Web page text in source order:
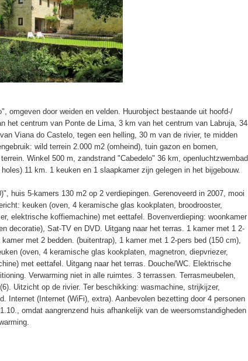
omgeven door weiden en velden. Huurobject bestaande uit hoofd-/
het centrum van Ponte de Lima, 3 km van het centrum van Labruja, 34
Viana do Castelo, tegen een helling, 30 m van de rivier, te midden
wild terrein 2.000 m2 (omheind), tuin gazon en bomen,
Winkel 500 m, zandstrand "Cabedelo" 36 km, openluchtzwembad
11 km. 1 keuken en 1 slaapkamer zijn gelegen in het bijgebouw.
huis 5-kamers 130 m2 op 2 verdiepingen. Gerenoveerd in 2007, mooi
keuken (oven, 4 keramische glas kookplaten, broodrooster,
elektrische koffiemachine) met eettafel. Bovenverdieping: woonkamer
decoratie), Sat-TV en DVD. Uitgang naar het terras. 1 kamer met 1 2-
met 2 bedden. (buitentrap), 1 kamer met 1 2-pers bed (150 cm),
(oven, 4 keramische glas kookplaten, magnetron, diepvriezer,
met eettafel. Uitgang naar het terras. Douche/WC. Elektrische
Verwarming niet in alle ruimtes. 3 terrassen. Terrasmeubelen,
Uitzicht op de rivier. Ter beschikking: wasmachine, strijkijzer,
Internet (Internet (WiFi), extra). Aanbevolen bezetting door 4 personen
omdat aangrenzend huis afhankelijk van de weersomstandigheden